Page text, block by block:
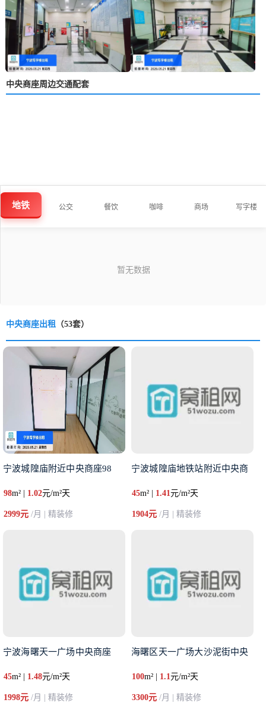
中央商座周边交通配套
地铁 公交 餐饮 咖啡 商场 写字楼
中央商座出租 （53套）
宁波城隍庙附近中央商座98
98m² | 1.02元/m²天
2999元 /月 | 精装修
宁波城隍庙地铁站附近中央商
45m² | 1.41元/m²天
1904元/月 | 精装修
宁波海曙天一广场中央商座
45m² | 1.48元/m²天
1998元 /月 | 精装修
海曙区天一广场大沙泥街中央
100m² | 1.1元/m²天
3300元/月 | 精装修